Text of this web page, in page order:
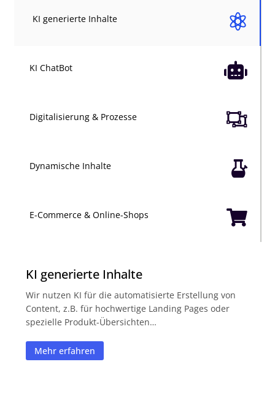

KI generierte Inhalte

KI ChatBot

Digitalisierung & Prozesse

Dynamische Inhalte

E-Commerce & Online-Shops
KI generierte Inhalte
Wir nutzen KI für die automatisierte Erstellung von
Content, z.B. für hochwertige Landing Pages oder
spezielle Produkt-Übersichten…
Mehr erfahren